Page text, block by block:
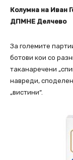
Колумна на Иван
ДПМНЕ Делчево
За големите
ботови кои со
таканаречени
навреди,
„вистини“.